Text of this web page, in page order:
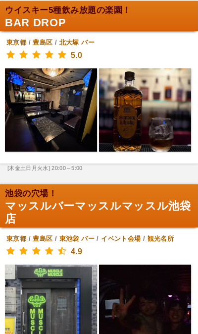
ウイスキー5種飲み放題の楽園！
BAR DROP
東京都 /豊島区 / 北大塚 バー
5.0
[木金土日月火水] 20:00～5:00
池袋の穴場！
マッスルバーマッスルマッスル池袋
店
東京都 /豊島区 / 東池袋 バー / イベント会場/ 観光名所
4.9